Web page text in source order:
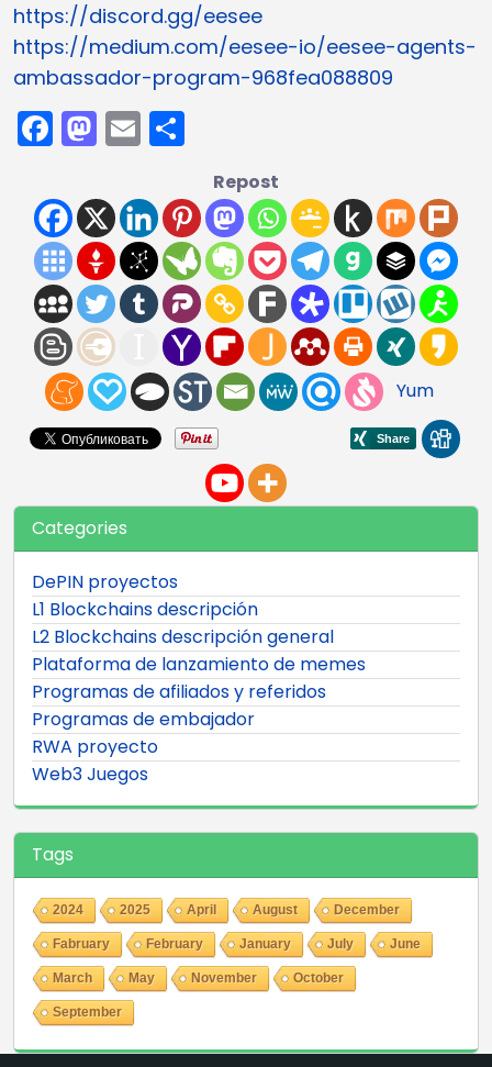
https://discord.gg/eesee
https://medium.com/eesee-io/eesee-agents-
ambassador-program-968fea088809
Facebook
Mastodon
Email
Repost
Yum
Categories
DePIN proyectos
L1 Blockchains descripción
L2 Blockchains descripción general
Plataforma de lanzamiento de memes
Programas de afiliados y referidos
Programas de embajador
RWA proyecto
Web3 Juegos
Tags
2024 2025 April August December
Fabruary February January July June
March May November October
September